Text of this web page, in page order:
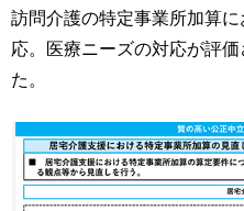
訪問介護の特定事業所加算
応。医療ニーズの対応が評
た。